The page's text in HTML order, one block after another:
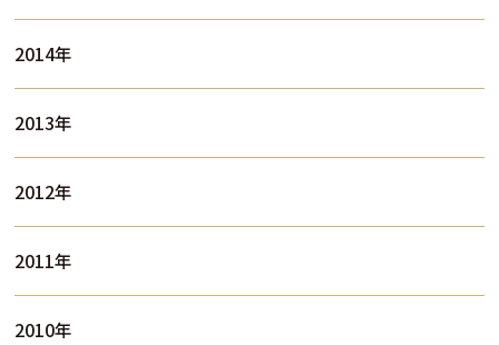
2014年
2013年
2012年
2011年
2010年